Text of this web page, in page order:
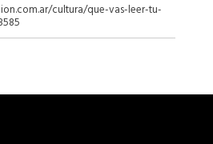
cultura/que-vas-leer-tu-